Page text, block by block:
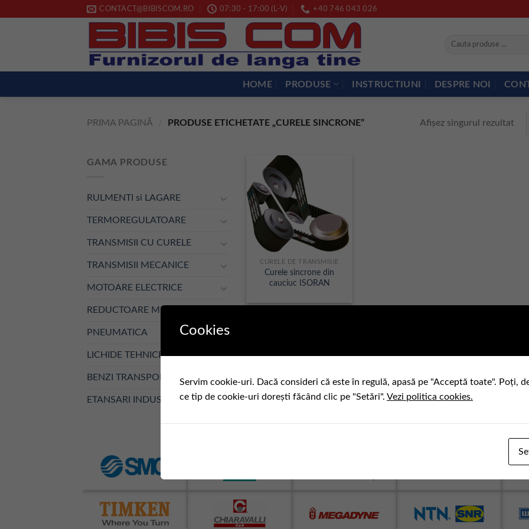
CONTACT@BIBISCOM.RO 07:30 - 17:00 (L-V) +40 746 043 026
Caută
HOME PRODUSE INSTRUCTIUNI DESPRE NOI
PRIMA PAGINĂ PRODUSE ETICHETATE „CURELE SINCRONE” Afișez singurul rezultat
GAMA PRODUSE
RULMENTI si LAGARE
TERMOREGULATOARE
TRANSMISII CU CURELE
TRANSMISII MECANICE
MOTOARE ELECTRICE
REDUCTOARE MECANICE
PNEUMATICA
LICHIDE TEHNICE
BENZI TRANSPORTOARE
ETANSARI INDUSTRIALE
CURELE DE TRANSMISIE
Curele sincrone din
cauciuc ISORAN
Cookies
Servim cookie-uri. Dacă consideri că este în regulă, apasă pe "Acceptă toate". Poți,
ce tip de cookie-uri dorești făcând clic pe "Setări". Vezi politica cookies.